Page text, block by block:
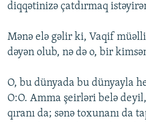
diqqətinizə çatdırmaq
Mənə elə gəlir ki, Vaqif
dəyən olub, nə də o, bir
O, bu dünyada bu dünyayla
O:O. Amma şeirləri belə
qıranı da; sənə toxunanı da